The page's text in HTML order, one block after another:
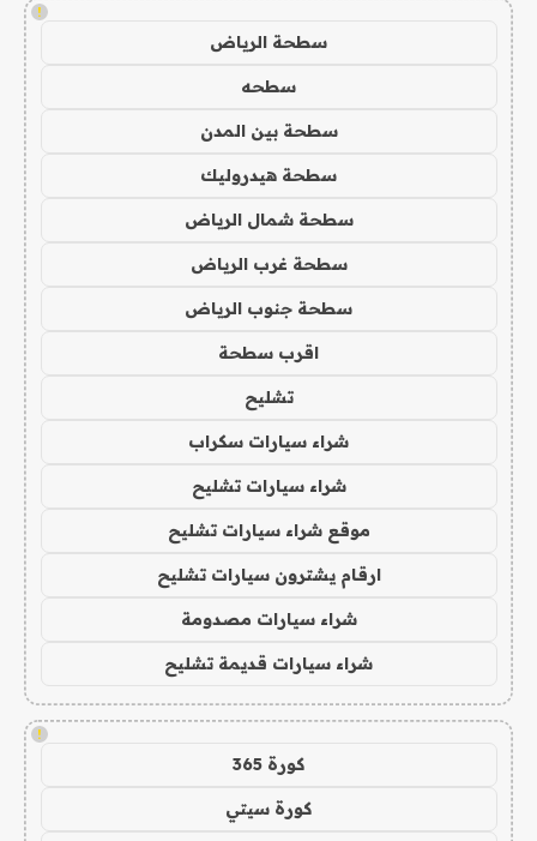
!
سطحة الرياض
سطحه
سطحة بين المدن
سطحة هيدروليك
سطحة شمال الرياض
سطحة غرب الرياض
سطحة جنوب الرياض
اقرب سطحة
تشليح
شراء سيارات سكراب
شراء سيارات تشليح
موقع شراء سيارات تشليح
ارقام يشترون سيارات تشليح
شراء سيارات مصدومة
شراء سيارات قديمة تشليح
!
كورة 365
كورة سيتي